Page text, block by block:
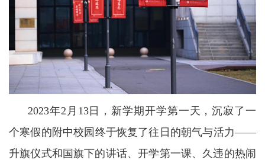
2023年2月13日，新学期开学第一天，沉寂了一
个寒假的附中校园终于恢复了往日的朝气与活力——
升旗仪式和国旗下的讲话、开学第一课、久违的热闹